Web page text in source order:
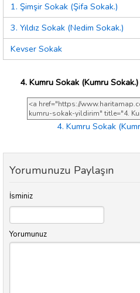
1. Şimşir Sokak (Şifa Sokak.)
3. Yıldız Sokak (Nedim Sokak.)
Kevser Sokak
4. Kumru Sokak (Kumru Sokak.)
4. Kumru Sokak
Yorumunuzu Paylaşın
İsminiz
Yorumunuz